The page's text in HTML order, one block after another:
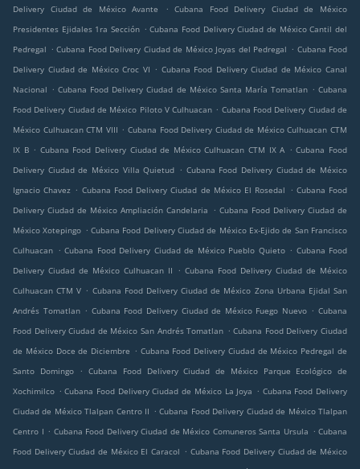
Delivery Ciudad de México Avante
. Cubana Food Delivery Ciudad de México
Presidentes Ejidales 1ra Sección . Cubana Food Delivery Ciudad de México Cantil del
Pedregal . Cubana Food Delivery Ciudad de México Joyas del Pedregal . Cubana Food
Delivery Ciudad de México Croc VI . Cubana Food Delivery Ciudad de México Canal
Nacional . Cubana Food Delivery Ciudad de México Santa María Tomatlan . Cubana
Food Delivery Ciudad de México Piloto V Culhuacan . Cubana Food Delivery Ciudad de
México Culhuacan CTM VIII . Cubana Food Delivery Ciudad de México Culhuacan CTM
IX B . Cubana Food Delivery Ciudad de México Culhuacan CTM IX A . Cubana Food
Delivery Ciudad de México Villa Quietud . Cubana Food Delivery Ciudad de México
Ignacio Chavez . Cubana Food Delivery Ciudad de México El Rosedal . Cubana Food
Delivery Ciudad de México Ampliación Candelaria
. Cubana Food Delivery Ciudad de
México Xotepingo . Cubana Food Delivery Ciudad de México Ex-Ejido de San Francisco
Culhuacan . Cubana Food Delivery Ciudad de México Pueblo Quieto . Cubana Food
Delivery Ciudad de México Culhuacan II
. Cubana Food Delivery Ciudad de México
Culhuacan CTM V . Cubana Food Delivery Ciudad de México Zona Urbana Ejidal San
Andrés Tomatlan . Cubana Food Delivery Ciudad de México Fuego Nuevo . Cubana
Food Delivery Ciudad de México San Andrés Tomatlan . Cubana Food Delivery Ciudad
de México Doce de Diciembre . Cubana Food Delivery Ciudad de México Pedregal de
Santo Domingo
. Cubana Food Delivery Ciudad de México Parque Ecológico de
Xochimilco . Cubana Food Delivery Ciudad de México La Joya . Cubana Food Delivery
Ciudad de México Tlalpan Centro II . Cubana Food Delivery Ciudad de México Tlalpan
Centro I . Cubana Food Delivery Ciudad de México Comuneros Santa Ursula . Cubana
Food Delivery Ciudad de México El Caracol . Cubana Food Delivery Ciudad de México